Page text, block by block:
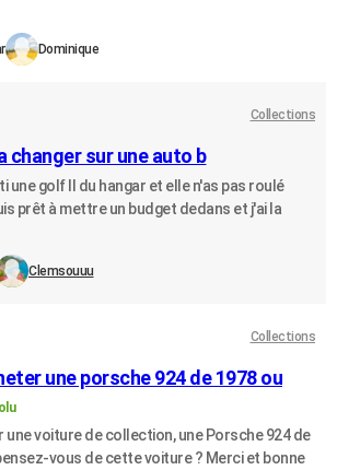
Dominique
Collections
changer sur une auto b
une golf II du hangar et elle n'as pas roulé
prêt à mettre un budget dedans et j'ai la
Clemsouuu
Collections
une porsche 924 de 1978 ou
voiture de collection, une Porsche 924 de
vous de cette voiture ? Merci et bonne